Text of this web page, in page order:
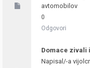
avtomobilov
0
Odgovori
Domace zivali
Napisal/-a